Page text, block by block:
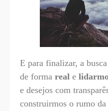
E para finalizar, a
de forma real e
e desejos com
construirmos o rumo